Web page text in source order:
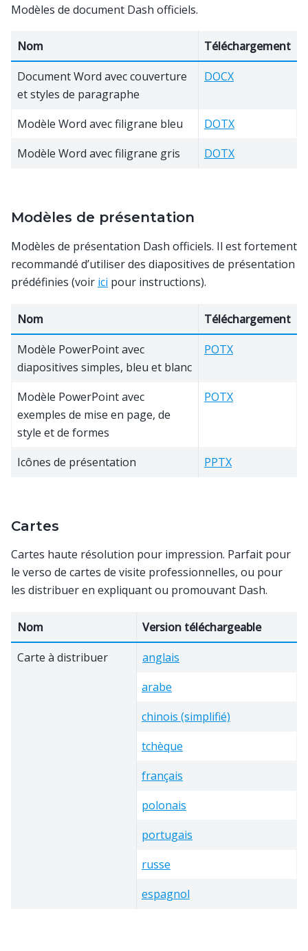
Modèles de document Dash officiels.
Nom
Téléchargement
Document Word avec couverture
et styles de paragraphe
DOCX
Modèle Word avec filigrane bleu
DOTX
Modèle Word avec filigrane gris
DOTX
Modèles de présentation
Modèles de présentation Dash officiels. Il est fortement
recommandé d’utiliser des diapositives de présentation
prédéfinies (voir ici pour instructions).
Nom
Téléchargement
Modèle PowerPoint avec
diapositives simples, bleu et blanc
POTX
Modèle PowerPoint avec
exemples de mise en page, de
style et de formes
POTX
Icônes de présentation PPTX
Cartes
Cartes haute résolution pour impression. Parfait pour
le verso de cartes de visite professionnelles, ou pour
les distribuer en expliquant ou promouvant Dash.
Nom
Version téléchargeable
Carte à distribuer
anglais
arabe
chinois (simplifié)
tchèque
français
polonais
portugais
russe
espagnol